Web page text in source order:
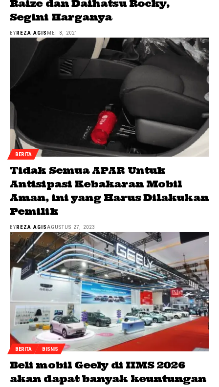
Raize dan Daihatsu Rocky,
Segini Harganya
BYREZA AGIS MEI 8, 2021
BERITA
Tidak Semua APAR Untuk
Antisipasi Kebakaran Mobil
Aman, ini yang Harus Dilakukan
Pemilik
BY REZA AGISAGUSTUS 27, 2023
BERITA BISNIS
Beli mobil Geely di IIMS 2026
akan dapat banyak keuntungan